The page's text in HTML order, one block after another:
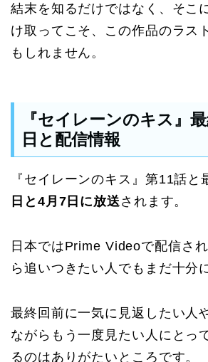
結末を知るだけではなく、そこ
け取ってこそ、この作品のラス
もしれません。
『セイレーンのキス』
日と配信情報
『セイレーンのキス』第11話と
日と4月7日に放送されます。
日本ではPrime Videoで配信さ
ら追いつきたい人でもまだ十分
最終回前に一気に見返したい人
ながらもう一度見たい人にとっ
るのはありがたいところです。